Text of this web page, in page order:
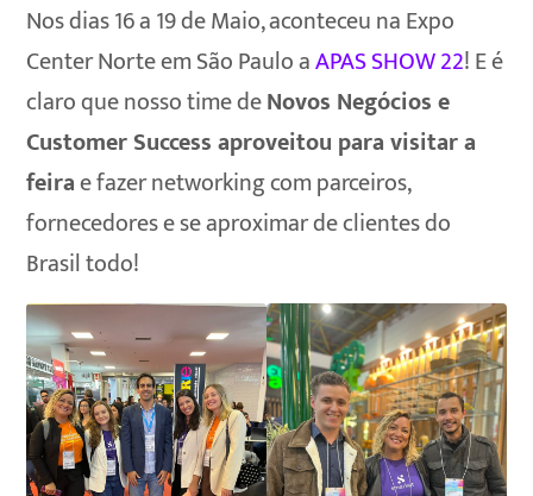
Nos dias 16 a 19 de Maio, aconteceu na Expo
Center Norte em São Paulo aAPAS SHOW 22! E é
claro que nosso time deNovos Negócios e
Customer Success aproveitou para visitar a
feirae fazer networking com parceiros,
fornecedores e se aproximar de clientes do
Brasil todo!